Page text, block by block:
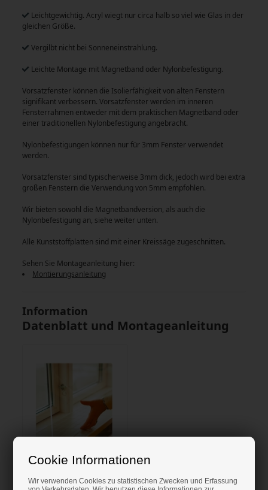
Cookie Informationen
Wir verwenden Cookies zu statistischen Zwecken und Erfassung
Leichtgewichtig. Acryl wiegt nur circa halb so viel wie Glas in der
gleichen Größe.
Vergilbt nicht bei Sonneneinstrahlung.
Leichte Montage mit Magnetband oder Nylonbefestigung.
Vorsatzfenster können die Isolierfähigkeit von alten Fenstern
signifikant verbessern. Vorsatzfenster werden im inneren
Fensterrahmen entweder mit dem praktischen Magnetband oder
einer traditionellen Nylonbefestigung angebracht.
Nylonbefestigungen können nur für 3mm Fenster verwendet
werden.
Vorsatzfenster sind typischerweise 3mm dick, jedoch wird bei extra
großen Fenstern die Verwendung von 5mm empfohlen.
Wir bieten sowohl die Magnetbandversion, als auch die
Nylonbefestigung an, siehe weiter unten.
Alle Kunststoffplatten sind mit einer Kreissäge zugeschnitten.
Sehen Sie Montageanleitung hier:
Montierungsanleitung
Information
Datenblatt und Montageanleitung